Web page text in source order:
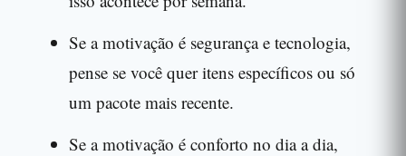
Se a motivação é segurança e tecnologia,
pense se você quer itens específicos ou só
um pacote mais recente.
Se a motivação é conforto no dia a dia,